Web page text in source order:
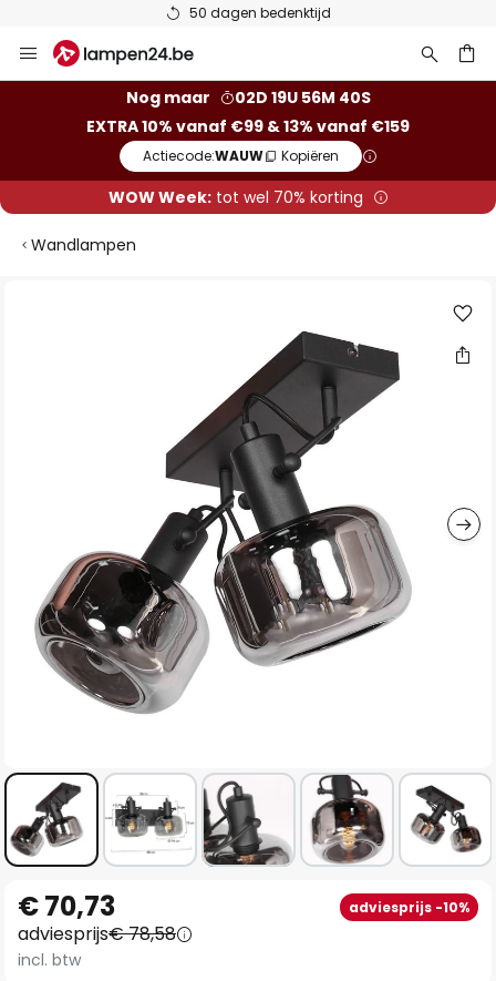
50 dagen bedenktijd
naar
Nog maar
02D 19U 56M 39S
EXTRA 10% vanaf €99 & 13% vanaf €159
Actiecode:WAUW Kopiëren
WOW Week:tot wel 70% korting
Wandlampen
naar
het
begin
€ 70,73 adviesprijs -10%
adviesprijs€ 78,58
incl. btw